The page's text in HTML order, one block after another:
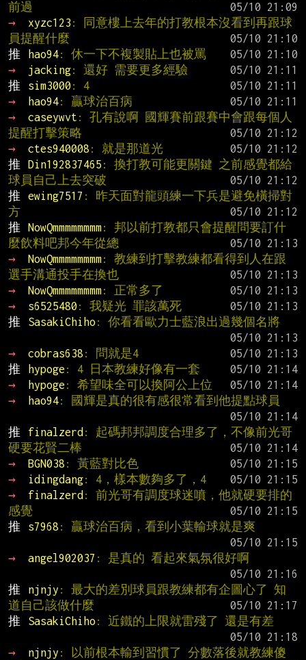
前過
→
xyzc123 : 同意樓上去年的打教根本沒看到再跟球
員提醒什麼
推
hao94: 休一下不複製貼上也被罵
→
jacking: 還好 需要更多經驗
推
sim3000 : 4
→
hao94: 贏球治百病
→
caseywvt : 孔有說啊 國輝賽前跟賽中會跟每個人
提醒打擊策略
→
ctes940008 : 就是那道光
推
Din192837465 : 換打教可能更關鍵 之前感覺都給
球員自己上去突破
推
ewing7517 : 昨天面對龍頭練一下兵是避免橫掃對
方
推
NowQmmmmmmmm: 邦以前打教都只會提醒問要訂什
麼飲料吧邦今年從總
→
NowQmmmmmmmm: 教練到打擊教練都看得到人在跟
選手溝通投手在換也
→
NowQmmmmmmmm: 正常多了
→
s6525480 : 我疑光 罪該萬死
推
SasakiChiho : 你看看歐力士藍浪出過幾個名將
→
cobras638 : 問就是4
推
hypoge : 4 日本教練好像有一套
→
hypoge : 希望味全可以換阿公上位
→
hao94: 國輝是真的很有感很常看到他提點球員
推
finalzerd : 起碼邦邦調度合理多了，不像前光哥
硬要花賢二棒
→
BGN038 : 黃藍對比色
→
idingdang: 4，樣本數夠多了，4
→
finalzerd : 前光哥有調度球迷噴，他就硬要排的
感覺
推
s7968 : 贏球治百病，看到小葉輸球就是爽
→
angel902037 : 是真的 看起來氣氛很好啊
推
njnjy : 最大的差別球員跟教練都有企圖心了 知
道自己該做什麼
推
SasakiChiho : 近鐵的上限就雷殘了 還是有差
→
njnjy : 以前根本輸到習慣了 分數落後就教練傻